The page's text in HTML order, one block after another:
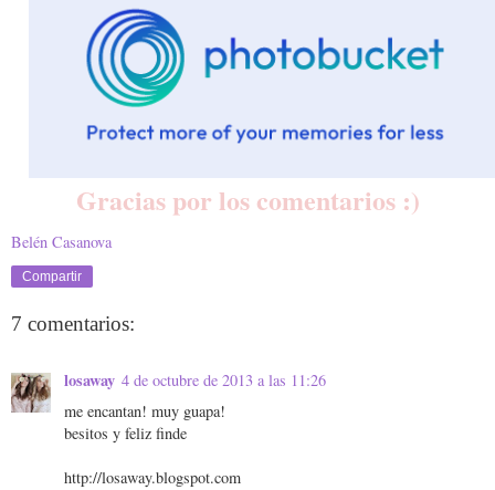
Gracias por los comentarios :)
Belén Casanova
Compartir
7 comentarios:
losaway 4 de octubre de 2013 a las 11:26
me encantan! muy guapa!
besitos y feliz finde
http://losaway.blogspot.com